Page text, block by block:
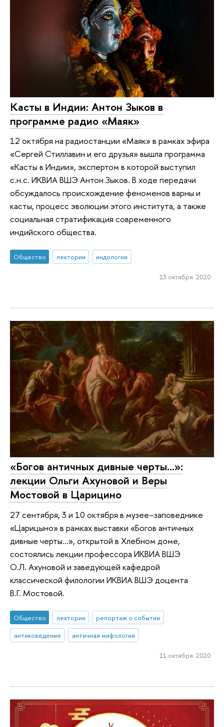
Касты в Индии: Антон Зыков в
программе радио «Маяк»
12 октября на радиостанции «Маяк» в рамках эфира
«Сергей Стиллавин и его друзья» вышла программа
«Касты в Индии», экспертом в которой выступил
с.н.с. ИКВИА ВШЭ Антон Зыков. В ходе передачи
обсуждалось происхождение феноменов варны и
касты, процесс эволюции этого института, а также
социальная стратификация современного
индийского общества.
Общество лектории индология
13 октября 2020
«Богов античных дивные черты…»:
лекции Ольги Ахуновой и Веры
Мостовой в Царицино
27 сентября, 3 и 10 октября в музее–заповеднике
«Царицыно» в рамках выставки «Богов античных
дивные черты…», открытой в Хлебном доме,
состоялись лекции профессора ИКВИА ВШЭ
О.Л. Ахуновой и заведующей кафедрой
классической филологии ИКВИА ВШЭ доцента
В.Г. Мостовой.
Общество лектории
репортаж о событии
антиковедение
античная мифология
11 октября 2020